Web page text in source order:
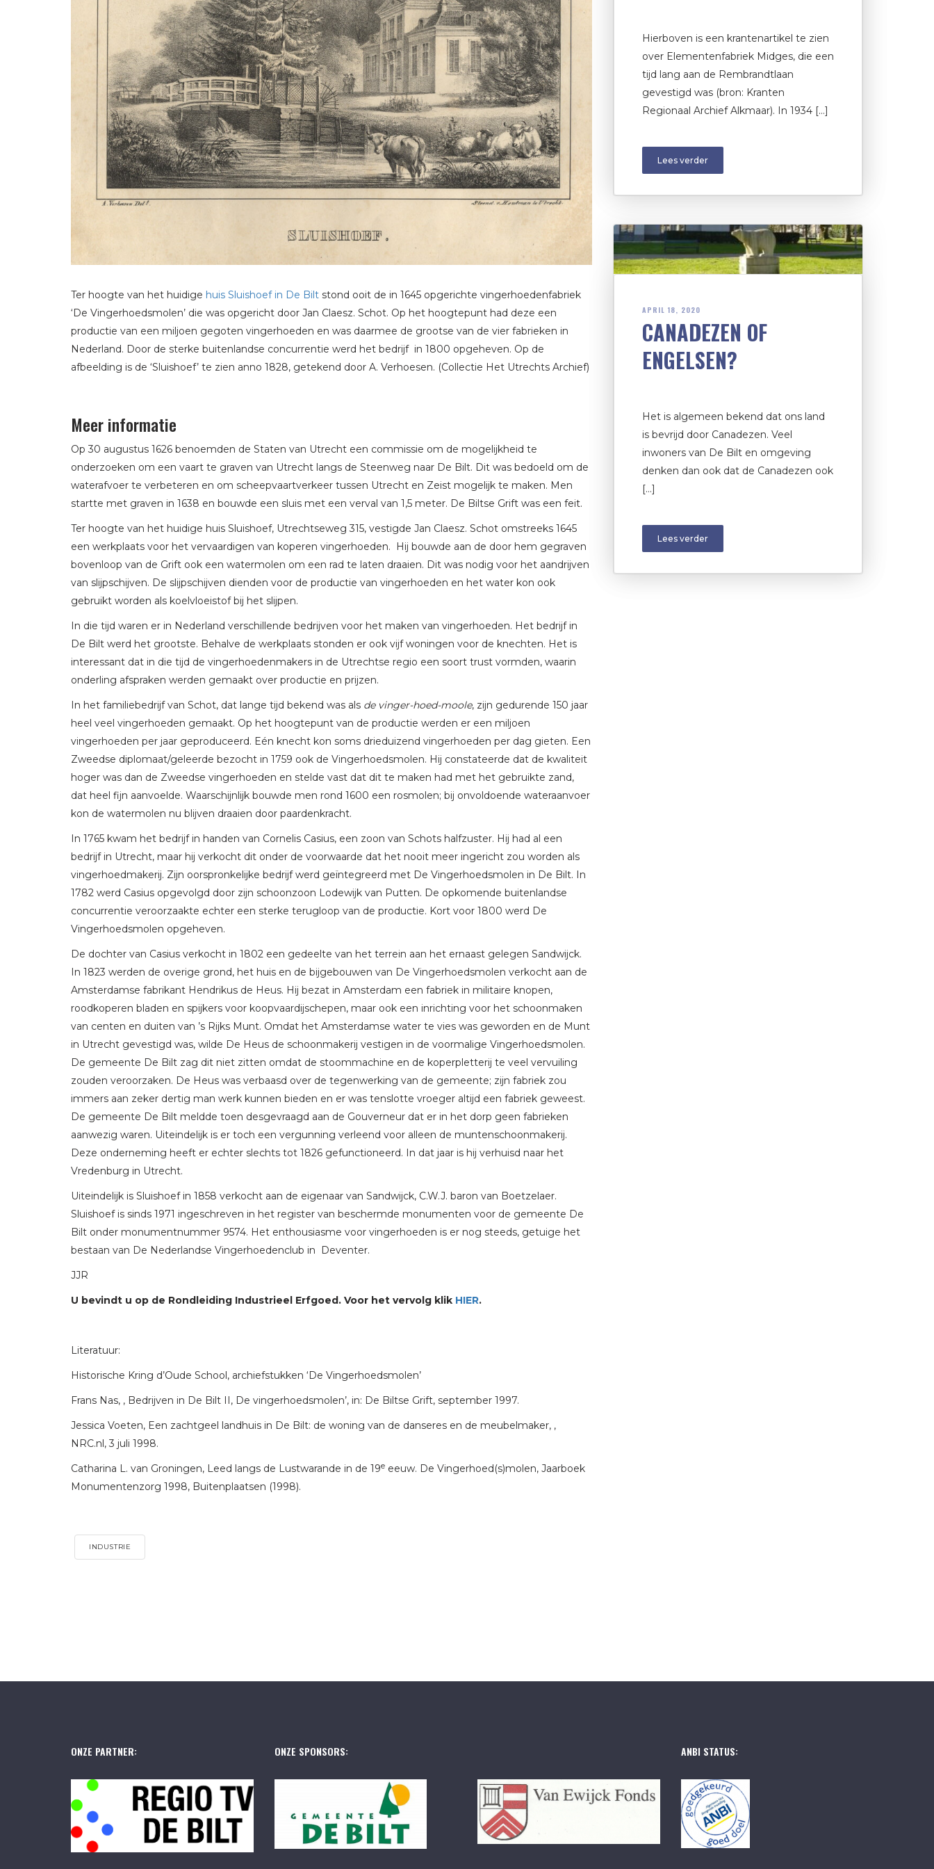
Ter hoogte van het huidige huis Sluishoef in De Bilt stond ooit de in 1645 opgerichte vingerhoedenfabriek
‘De Vingerhoedsmolen’ die was opgericht door Jan Claesz. Schot. Op het hoogtepunt had deze een
productie van een miljoen gegoten vingerhoeden en was daarmee de grootse van de vier fabrieken in
Nederland. Door de sterke buitenlandse concurrentie werd het bedrijf in 1800 opgeheven. Op de
afbeelding is de ‘Sluishoef’ te zien anno 1828, getekend door A. Verhoesen. (Collectie Het Utrechts Archief)
Meer informatie
Op 30 augustus 1626 benoemden de Staten van Utrecht een commissie om de mogelijkheid te
onderzoeken om een vaart te graven van Utrecht langs de Steenweg naar De Bilt. Dit was bedoeld om de
waterafvoer te verbeteren en om scheepvaartverkeer tussen Utrecht en Zeist mogelijk te maken. Men
startte met graven in 1638 en bouwde een sluis met een verval van 1,5 meter. De Biltse Grift was een feit.
Ter hoogte van het huidige huis Sluishoef, Utrechtseweg 315, vestigde Jan Claesz. Schot omstreeks 1645
een werkplaats voor het vervaardigen van koperen vingerhoeden. Hij bouwde aan de door hem gegraven
bovenloop van de Grift ook een watermolen om een rad te laten draaien. Dit was nodig voor het aandrijven
van slijpschijven. De slijpschijven dienden voor de productie van vingerhoeden en het water kon ook
gebruikt worden als koelvloeistof bij het slijpen.
In die tijd waren er in Nederland verschillende bedrijven voor het maken van vingerhoeden. Het bedrijf in
De Bilt werd het grootste. Behalve de werkplaats stonden er ook vijf woningen voor de knechten. Het is
interessant dat in die tijd de vingerhoedenmakers in de Utrechtse regio een soort trust vormden, waarin
onderling afspraken werden gemaakt over productie en prijzen.
In het familiebedrijf van Schot, dat lange tijd bekend was als de vinger-hoed-moole, zijn gedurende 150 jaar
heel veel vingerhoeden gemaakt. Op het hoogtepunt van de productie werden er een miljoen
vingerhoeden per jaar geproduceerd. Eén knecht kon soms drieduizend vingerhoeden per dag gieten. Een
Zweedse diplomaat/geleerde bezocht in 1759 ook de Vingerhoedsmolen. Hij constateerde dat de kwaliteit
hoger was dan de Zweedse vingerhoeden en stelde vast dat dit te maken had met het gebruikte zand,
dat heel fijn aanvoelde. Waarschijnlijk bouwde men rond 1600 een rosmolen; bij onvoldoende wateraanvoer
kon de watermolen nu blijven draaien door paardenkracht.
In 1765 kwam het bedrijf in handen van Cornelis Casius, een zoon van Schots halfzuster. Hij had al een
bedrijf in Utrecht, maar hij verkocht dit onder de voorwaarde dat het nooit meer ingericht zou worden als
vingerhoedmakerij. Zijn oorspronkelijke bedrijf werd geïntegreerd met De Vingerhoedsmolen in De Bilt. In
1782 werd Casius opgevolgd door zijn schoonzoon Lodewijk van Putten. De opkomende buitenlandse
concurrentie veroorzaakte echter een sterke terugloop van de productie. Kort voor 1800 werd De
Vingerhoedsmolen opgeheven.
De dochter van Casius verkocht in 1802 een gedeelte van het terrein aan het ernaast gelegen Sandwijck.
In 1823 werden de overige grond, het huis en de bijgebouwen van De Vingerhoedsmolen verkocht aan de
Amsterdamse fabrikant Hendrikus de Heus. Hij bezat in Amsterdam een fabriek in militaire knopen,
roodkoperen bladen en spijkers voor koopvaardijschepen, maar ook een inrichting voor het schoonmaken
van centen en duiten van ’s Rijks Munt. Omdat het Amsterdamse water te vies was geworden en de Munt
in Utrecht gevestigd was, wilde De Heus de schoonmakerij vestigen in de voormalige Vingerhoedsmolen.
De gemeente De Bilt zag dit niet zitten omdat de stoommachine en de koperpletterij te veel vervuiling
zouden veroorzaken. De Heus was verbaasd over de tegenwerking van de gemeente; zijn fabriek zou
immers aan zeker dertig man werk kunnen bieden en er was tenslotte vroeger altijd een fabriek geweest.
De gemeente De Bilt meldde toen desgevraagd aan de Gouverneur dat er in het dorp geen fabrieken
aanwezig waren. Uiteindelijk is er toch een vergunning verleend voor alleen de muntenschoonmakerij.
Deze onderneming heeft er echter slechts tot 1826 gefunctioneerd. In dat jaar is hij verhuisd naar het
Vredenburg in Utrecht.
Uiteindelijk is Sluishoef in 1858 verkocht aan de eigenaar van Sandwijck, C.W.J. baron van Boetzelaer.
Sluishoef is sinds 1971 ingeschreven in het register van beschermde monumenten voor de gemeente De
Bilt onder monumentnummer 9574. Het enthousiasme voor vingerhoeden is er nog steeds, getuige het
bestaan van De Nederlandse Vingerhoedenclub in Deventer.
JJR
U bevindt u op de Rondleiding Industrieel Erfgoed. Voor het vervolg klik HIER.
Literatuur:
Historische Kring d’Oude School, archiefstukken ‘De Vingerhoedsmolen’
Frans Nas, , Bedrijven in De Bilt II, De vingerhoedsmolen’, in: De Biltse Grift, september 1997.
Jessica Voeten, Een zachtgeel landhuis in De Bilt: de woning van de danseres en de meubelmaker, ,
NRC.nl, 3 juli 1998.
Catharina L. van Groningen, Leed langs de Lustwarande in de 19e eeuw. De Vingerhoed(s)molen, Jaarboek
Monumentenzorg 1998, Buitenplaatsen (1998).
INDUSTRIE
Hierboven is een krantenartikel te zien
over Elementenfabriek Midges, die een
tijd lang aan de Rembrandtlaan
gevestigd was (bron: Kranten
Regionaal Archief Alkmaar). In 1934 […]
Lees verder
APRIL 18, 2020
CANADEZEN OF
ENGELSEN?
Het is algemeen bekend dat ons land
is bevrijd door Canadezen. Veel
inwoners van De Bilt en omgeving
denken dan ook dat de Canadezen ook
[…]
Lees verder
ONZE PARTNER: ONZE SPONSORS: ANBI STATUS: